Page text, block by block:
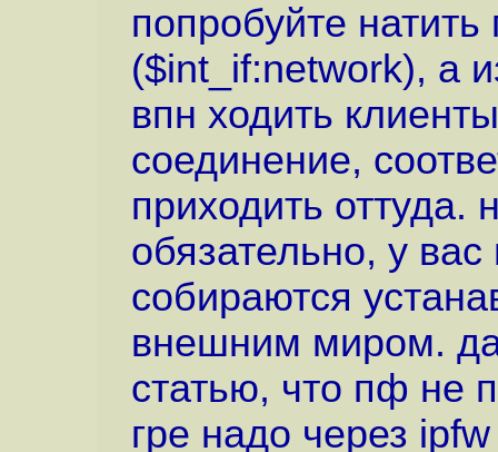
попробуйте
($int_if:network), а
впн ходить
соединение,
приходить оттуда.
обязательно, у
собираются
внешним миром. да
статью, что пф не
гре надо через